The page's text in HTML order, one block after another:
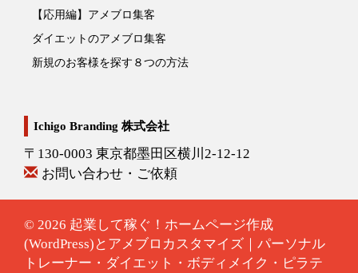
【応用編】アメブロ集客
ダイエットのアメブロ集客
新規のお客様を探す８つの方法
Ichigo Branding 株式会社
〒130-0003 東京都墨田区横川2-12-12
お問い合わせ・ご依頼
© 2026 起業して稼ぐ！ホームページ作成
(WordPress)とアメブロカスタマイズ｜パーソナル
トレーナー・ダイエット・ボディメイク・ピラテ